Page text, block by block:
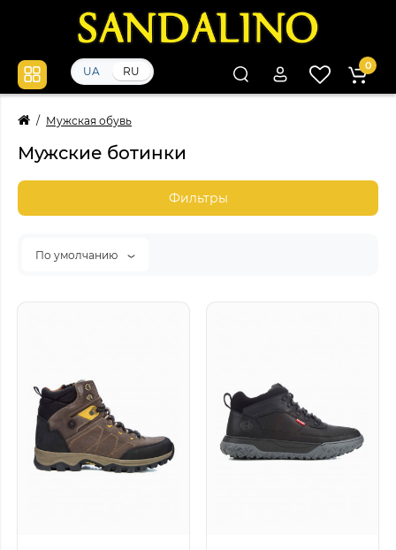
UA RU 0
Мужская обувь
Мужские ботинки
Фильтры
По умолчанию